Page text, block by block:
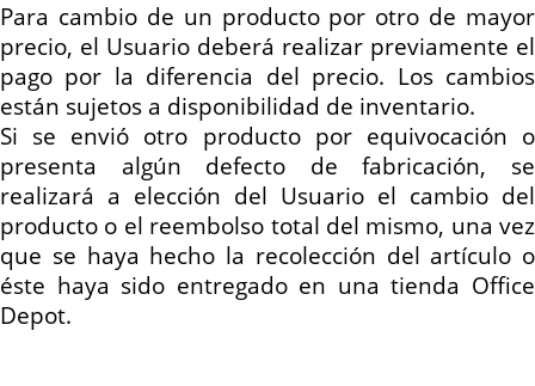
Para cambio de un producto por otro de mayor
precio, el Usuario deberá realizar previamente el
pago por la diferencia del precio. Los cambios
están sujetos a disponibilidad de inventario.
Si se envió otro producto por equivocación o
presenta algún defecto de fabricación, se
realizará a elección del Usuario el cambio del
producto o el reembolso total del mismo, una vez
que se haya hecho la recolección del artículo o
éste haya sido entregado en una tienda Office
Depot.